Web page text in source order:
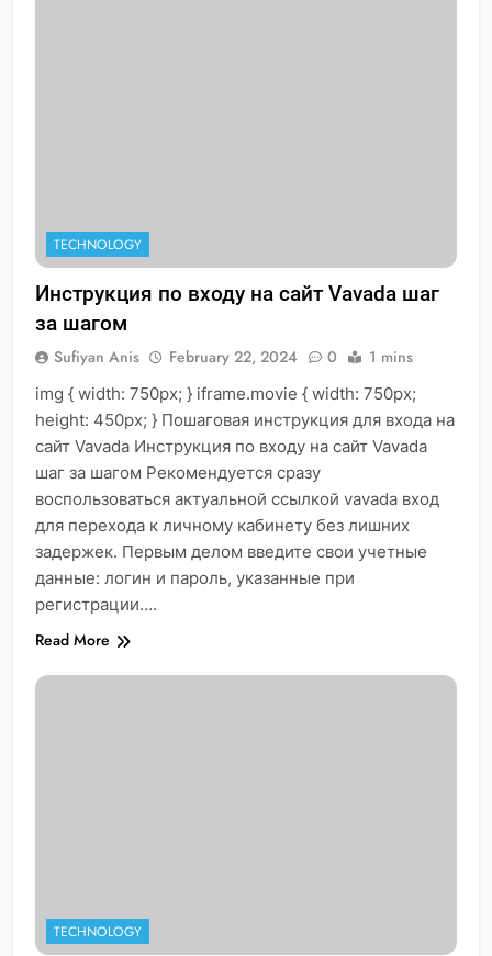
TECHNOLOGY
Инструкция по входу на сайт Vavada шаг
за шагом
Sufiyan Anis February 22, 2024 0 1 mins
img { width: 750px; } iframe.movie { width: 750px;
height: 450px; } Пошаговая инструкция для входа на
сайт Vavada Инструкция по входу на сайт Vavada
шаг за шагом Рекомендуется сразу
воспользоваться актуальной ссылкой vavada вход
для перехода к личному кабинету без лишних
задержек. Первым делом введите свои учетные
данные: логин и пароль, указанные при
регистрации….
Read More
TECHNOLOGY